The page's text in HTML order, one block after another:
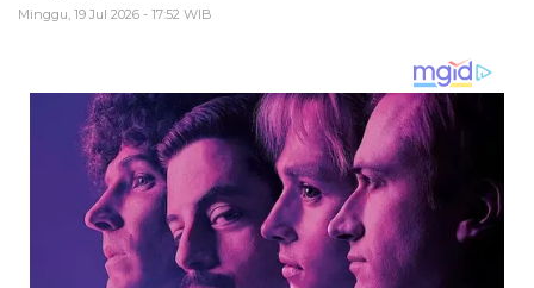
Minggu, 19 Jul 2026 - 17:52 WIB